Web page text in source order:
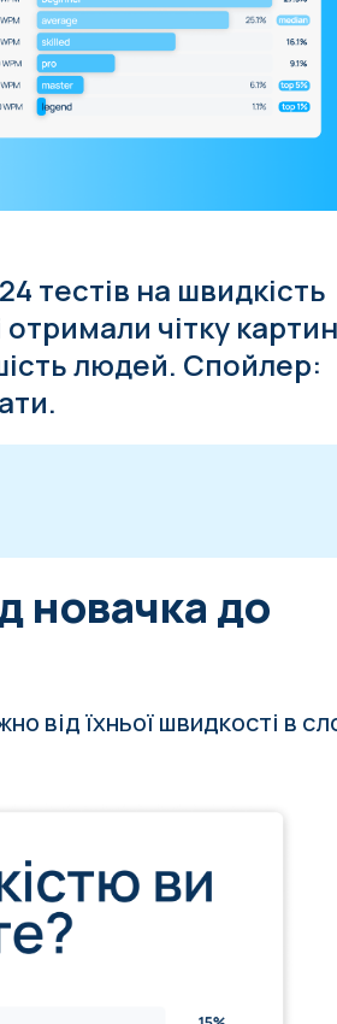
тестів на швидкість
отримали чітку
людей. Спойлер:
новачка до
від їхньої швидкості в